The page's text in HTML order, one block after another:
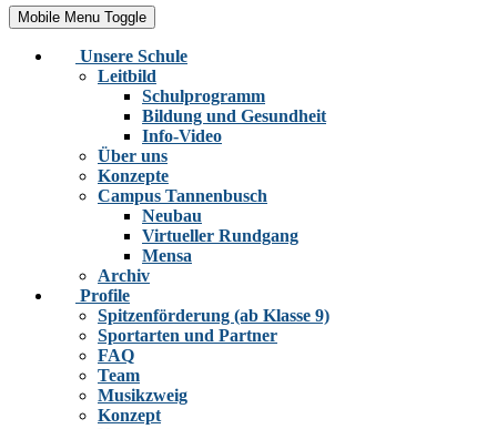
Mobile Menu Toggle
Unsere Schule
Leitbild
Schulprogramm
Bildung und Gesundheit
Info-Video
Über uns
Konzepte
Campus Tannenbusch
Neubau
Virtueller Rundgang
Mensa
Archiv
Profile
Spitzenförderung (ab Klasse 9)
Sportarten und Partner
FAQ
Team
Musikzweig
Konzept